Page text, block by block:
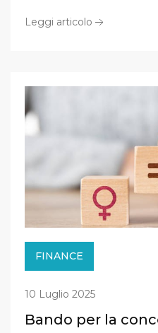
Leggi articolo
FINANCE
10 Luglio 2025
Bando per la